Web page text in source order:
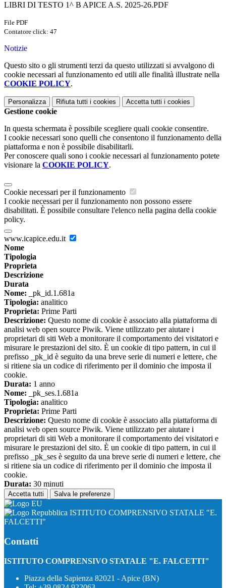
LIBRI DI TESTO 1^ B APICE A.S. 2025-26.PDF
File PDF
Contatore click: 47
Notizie
Questo sito o gli strumenti terzi da questo utilizzati si avvalgono di
cookie necessari al funzionamento ed utili alle finalità illustrate nella
COOKIE POLICY.
Personalizza Rifiuta tutti i cookies Accetta tutti i cookies
Gestione cookie
In questa schermata è possibile scegliere quali cookie consentire.
I cookie necessari sono quelli che consentono il funzionamento della
piattaforma e non è possibile disabilitarli.
Per conoscere quali sono i cookie necessari al funzionamento potete
visionare la COOKIE POLICY.
Cookie necessari per il funzionamento
I cookie necessari per il funzionamento non possono essere
disabilitati. È possibile consultare l'elenco nella pagina della cookie
policy.
www.icapice.edu.it
Nome
Tipologia
Proprieta
Descrizione
Durata
Nome: _pk_id.1.681a
Tipologia: analitico
Proprieta: Prime Parti
Descrizione: Questo nome di cookie è associato alla piattaforma di
analisi web open source Piwik. Viene utilizzato per aiutare i
proprietari di siti Web a monitorare il comportamento dei visitatori e
misurare le prestazioni del sito. È un cookie di tipo pattern, in cui il
prefisso _pk_id è seguito da una breve serie di numeri e lettere, che
si ritiene sia un codice di riferimento per il dominio che imposta il
cookie.
Durata: 1 anno
Nome: _pk_ses.1.681a
Tipologia: analitico
Proprieta: Prime Parti
Descrizione: Questo nome di cookie è associato alla piattaforma di
analisi web open source Piwik. Viene utilizzato per aiutare i
proprietari di siti Web a monitorare il comportamento dei visitatori e
misurare le prestazioni del sito. È un cookie di tipo pattern, in cui il
prefisso _pk_ses è seguito da una breve serie di numeri e lettere, che
si ritiene sia un codice di riferimento per il dominio che imposta il
cookie.
Durata: 30 minuti
Accetta tutti Salva le preferenze
ISTITUTO COMPRENSIVO STATALE "E.
FALCETTI"
Contatti
ISTITUTO COMPRENSIVO STATALE "E. FALCETTI"
Piazza della Sapienza 82021 - Apice (BN)